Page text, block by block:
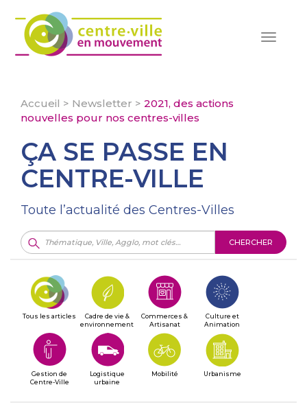
Toggle
Accueil > Newsletter > 2021, des actions
nouvelles pour nos centres-villes
ÇA SE PASSE EN
CENTRE-VILLE
Toute l’actualité des Centres-Villes
CHERCHER
Tous les articles
Cadre de vie &
environnement
Commerces &
Artisanat
Culture et
Animation
Gestion de
Centre-Ville
Logistique
urbaine
Mobilité Urbanisme